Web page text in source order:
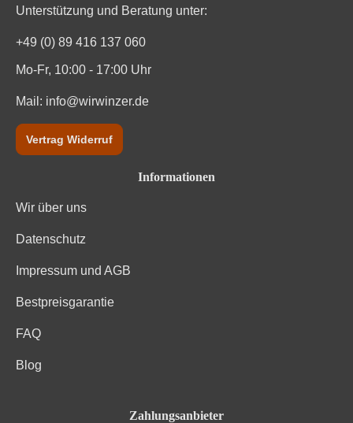
Brennwert
Kohlenhydrate
Kohlenhydrate davon Zucker
Trauben, Konservierungsstoffe (Sulfite)
Unterstützung und Beratung unter:
+49 (0) 89 416 137 060
Mo-Fr, 10:00 - 17:00 Uhr
Mail: info@wirwinzer.de
Vertrag Widerruf
Informationen
Wir über uns
Datenschutz
Impressum und AGB
Bestpreisgarantie
FAQ
Blog
Zahlungsanbieter